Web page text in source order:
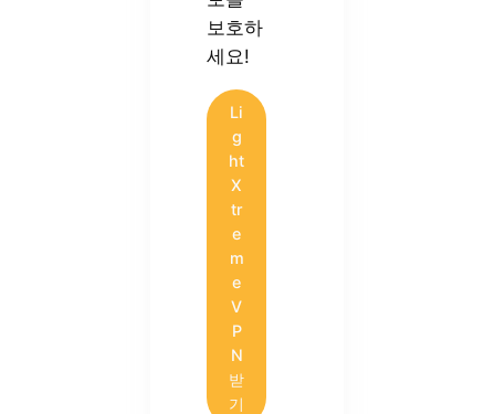
보호하
세요!
Li
g
ht
X
tr
e
m
e
V
P
N
받
기